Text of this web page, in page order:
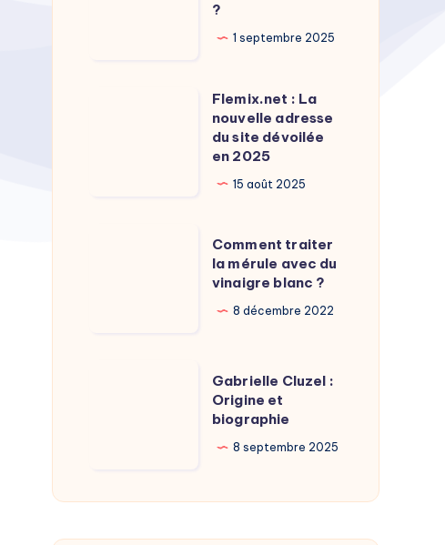
?
1 septembre 2025
Flemix.net : La
nouvelle adresse
du site dévoilée
en 2025
15 août 2025
Comment traiter
la mérule avec du
vinaigre blanc ?
8 décembre 2022
biographie
Gabrielle Cluzel :
Origine et
biographie
8 septembre 2025